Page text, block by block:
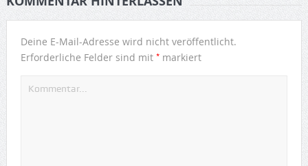
Deine E-Mail-Adresse wird nicht veröffentlicht.
Erforderliche Felder sind mit *markiert